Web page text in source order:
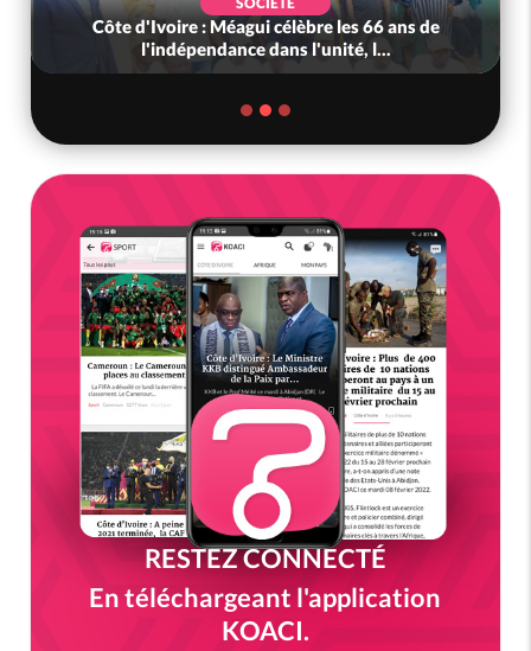
Côte d'Ivoire : Méagui célèbre les 66 ans de
l'indépendance dans l'unité, l...
RESTEZ CONNECTÉ
En téléchargeant l'application
KOACI.